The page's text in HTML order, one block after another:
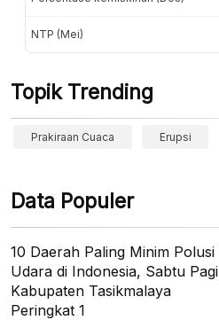
NTP (Mei)
Topik Trending
Prakiraan Cuaca Erupsi
Data Populer
10 Daerah Paling Minim Polusi
Udara di Indonesia, Sabtu Pagi
Kabupaten Tasikmalaya
Peringkat 1